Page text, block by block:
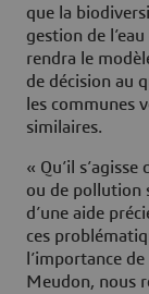
que la
gestion de
rendra le
de décision au
les communes
similaires.
« Qu’il
ou de pollution
d’une aide
ces
l’importance
Meudon, nous